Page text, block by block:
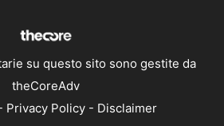
su questo sito sono gestite da
theCoreAdv
Privacy Policy- Disclaimer